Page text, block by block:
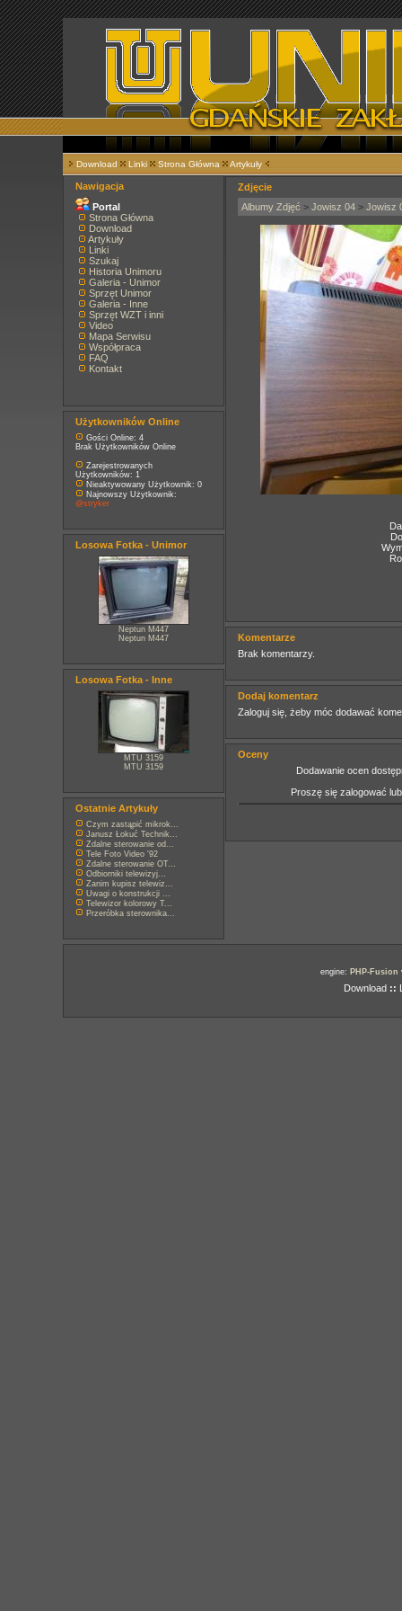
Download Linki Strona Główna Artykuły
Nawigacja
Portal
Strona Główna
Download
Artykuły
Linki
Szukaj
Historia Unimoru
Galeria - Unimor
Sprzęt Unimor
Galeria - Inne
Sprzęt WZT i inni
Video
Mapa Serwisu
Współpraca
FAQ
Kontakt
Użytkowników Online
Gości Online: 4
Brak Użytkowników Online
Zarejestrowanych
Użytkowników: 1
Nieaktywowany Użytkownik: 0
Najnowszy Użytkownik:
@stryker
Losowa Fotka - Unimor
Neptun M447
Neptun M447
Losowa Fotka - Inne
MTU 3159
MTU 3159
Ostatnie Artykuły
Czym zastąpić mikrok...
Janusz Łokuć Technik...
Zdalne sterowanie od...
Tele Foto Video '92
Zdalne sterowanie OT...
Odbiorniki telewizyj...
Zanim kupisz telewiz...
Uwagi o konstrukcji ...
Telewizor kolorowy T...
Przeróbka sterownika...
Zdjęcie
Albumy Zdjęć > Jowisz 04 > Jowisz
Komentarze
Brak komentarzy.
Dodaj komentarz
Zaloguj się, żeby móc dodawać
Oceny
Dodawanie ocen
Proszę się zalogować
engine: PHP-Fusion
Download ::